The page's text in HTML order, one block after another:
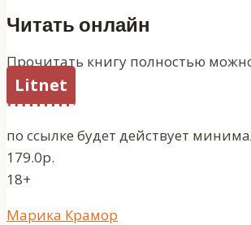
Читать онлайн
Прочитать книгу полностью
Litnet
по ссылке будет действует
179.0р.
18+
Метки
Марика Крамор